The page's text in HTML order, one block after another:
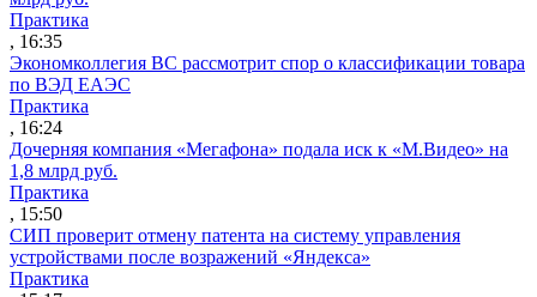
Практика
, 16:35
Экономколлегия ВС рассмотрит спор о классификации товара
по ВЭД ЕАЭС
Практика
, 16:24
Дочерняя компания «Мегафона» подала иск к «М.Видео» на
1,8 млрд руб.
Практика
, 15:50
СИП проверит отмену патента на систему управления
устройствами после возражений «Яндекса»
Практика